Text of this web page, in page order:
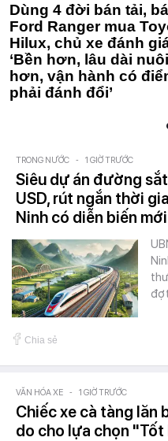
Dùng 4 đời bán tải,
Ford Ranger mua
Hilux, chủ xe đánh
‘Bền hơn, lâu dài
hơn, vận hành có
phải đánh đổi’
TRONG NƯỚC - 1 GIỜ TRƯỚC
Siêu dự án đường
USD, rút ngắn thời
Ninh có diễn biến mới
Chia sẻ
VĂN HÓA XE - 1 GIỜ TRƯỚC
Chiếc xe cà tàng lăn
do cho lựa chọn